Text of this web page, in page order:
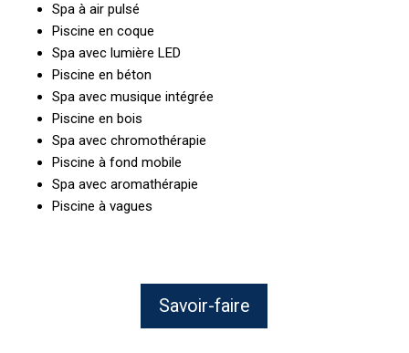
Spa à air pulsé
Piscine en coque
Spa avec lumière LED
Piscine en béton
Spa avec musique intégrée
Piscine en bois
Spa avec chromothérapie
Piscine à fond mobile
Spa avec aromathérapie
Piscine à vagues
Savoir-faire